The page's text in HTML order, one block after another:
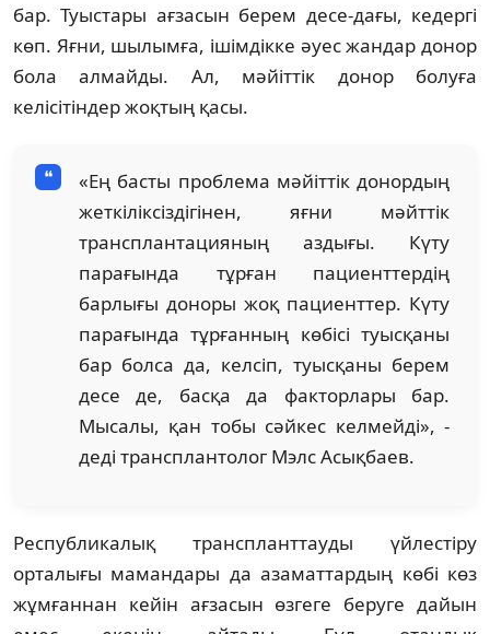
бар. Туыстары ағзасын берем десе-дағы, кедергі
көп. Яғни, шылымға, ішімдікке әуес жандар донор
бола алмайды. Ал, мәйіттік донор болуға
келісітіндер жоқтың қасы.
«Ең басты проблема мәйіттік донордың
жеткіліксіздігінен, яғни мәйттік
трансплантацияның аздығы. Күту
парағында тұрған пациенттердің
барлығы доноры жоқ пациенттер. Күту
парағында тұрғанның көбісі туысқаны
бар болса да, келсіп, туысқаны берем
десе де, басқа да факторлары бар.
Мысалы, қан тобы сәйкес келмейді», -
деді трансплантолог Мэлс Асықбаев.
Республикалық транспланттауды үйлестіру
орталығы мамандары да азаматтардың көбі көз
жұмғаннан кейін ағзасын өзгеге беруге дайын